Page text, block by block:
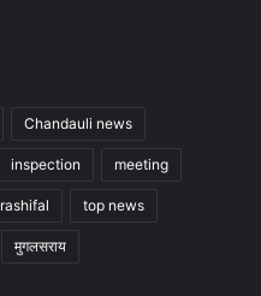
Chandauli news
inspection meeting
rashifal top news
मुगलसराय